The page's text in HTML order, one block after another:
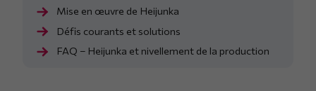
Mise en œuvre de Heijunka
Défis courants et solutions
FAQ – Heijunka et nivellement de la production